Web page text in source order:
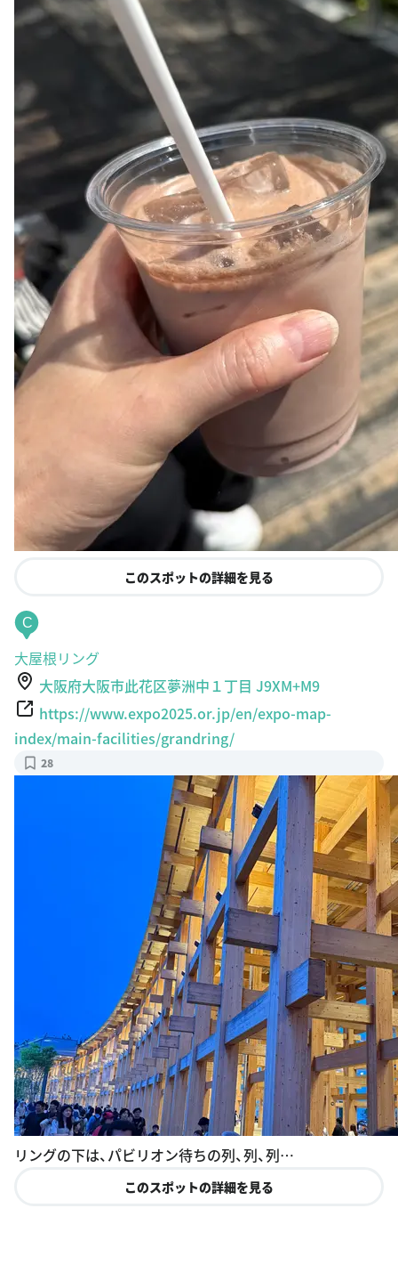
このスポットの詳細を見る
C
大屋根リング
大阪府大阪市此花区夢洲中１丁目 J9XM+M9
https://www.expo2025.or.jp/en/expo-map-
index/main-facilities/grandring/
28
リングの下は、パビリオン待ちの列、列、列…
このスポットの詳細を見る